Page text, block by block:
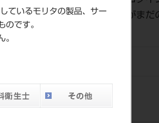
ているモリタの製品、サー
のです。
。
ネット会員登録がまだ
載ペー
784